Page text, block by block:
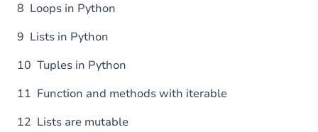
8 Loops in Python
9 Lists in Python
10 Tuples in Python
11 Function and methods with iterable
12 Lists are mutable